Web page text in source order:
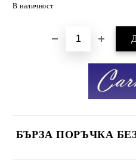
В наличност
БЪРЗА ПОРЪЧКА